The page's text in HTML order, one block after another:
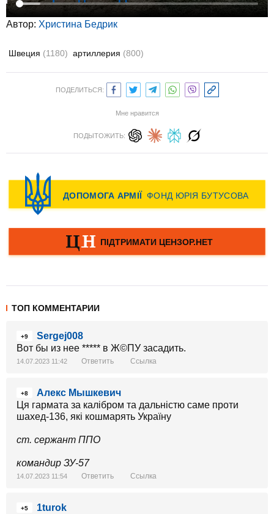
Автор: Христина Бедрик
Швеция (1180) артиллерия (800)
ПОДЕЛИТЬСЯ:
Мне нравится
ПОДЫТОЖИТЬ:
ТОП КОММЕНТАРИИ
+9
Sergej008
Вот бы из нее ***** в Ж©ПУ засадить.
14.07.2023 11:42 Ответить Ссылка
+8
Алекс Мышкевич
Ця гармата за калібром та дальністю саме проти
шахед-136, які кошмарять Україну
ст. сержант ППО
командир ЗУ-57
14.07.2023 11:54 Ответить Ссылка
+5
1turok